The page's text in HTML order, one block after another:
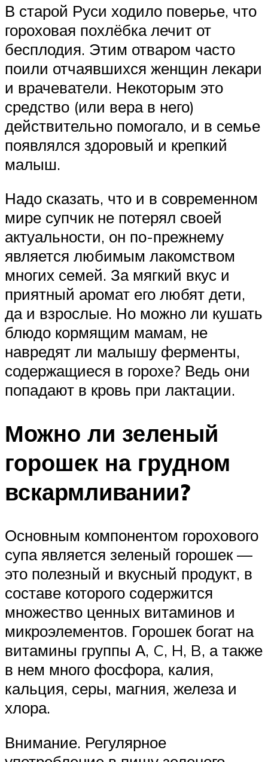
В старой Руси ходило поверье, что
гороховая похлёбка лечит от
бесплодия. Этим отваром часто
поили отчаявшихся женщин лекари
и врачеватели. Некоторым это
средство (или вера в него)
действительно помогало, и в семье
появлялся здоровый и крепкий
малыш.
Надо сказать, что и в современном
мире супчик не потерял своей
актуальности, он по-прежнему
является любимым лакомством
многих семей. За мягкий вкус и
приятный аромат его любят дети,
да и взрослые. Но можно ли кушать
блюдо кормящим мамам, не
навредят ли малышу ферменты,
содержащиеся в горохе? Ведь они
попадают в кровь при лактации.
Можно ли зеленый
горошек на грудном
вскармливании?
Основным компонентом горохового
супа является зеленый горошек —
это полезный и вкусный продукт, в
составе которого содержится
множество ценных витаминов и
микроэлементов. Горошек богат на
витамины группы А, C, H, B, а также
в нем много фосфора, калия,
кальция, серы, магния, железа и
хлора.
Внимание. Регулярное